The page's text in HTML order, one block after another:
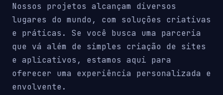
Nossos projetos alcançam diversos
lugares do mundo, com soluções criativas
e práticas. Se você busca uma parceria
que vá além de simples criação de sites
e aplicativos, estamos aqui para
oferecer uma experiência personalizada e
envolvente.